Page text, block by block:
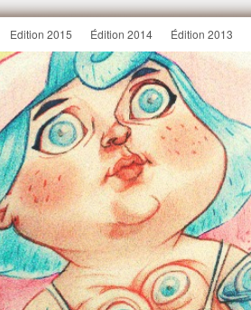
Edition 2015 Édition 2014 Édition 2013